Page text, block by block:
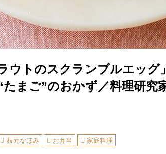
ウトのスクランブルエッ
まご”のおかず／料理研究
枝元なほみ お弁当 家庭料理